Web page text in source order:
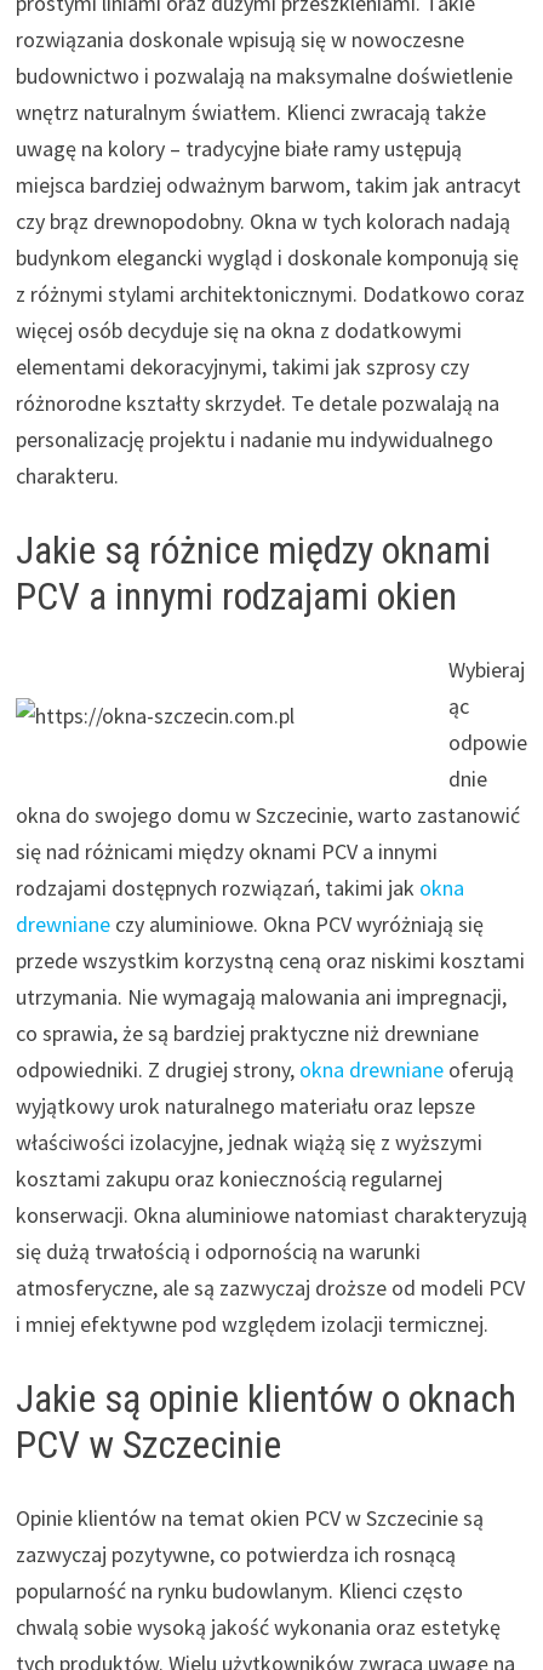
rozwiązania doskonale wpisują się w nowoczesne
budownictwo i pozwalają na maksymalne doświetlenie
wnętrz naturalnym światłem. Klienci zwracają także
uwagę na kolory – tradycyjne białe ramy ustępują
miejsca bardziej odważnym barwom, takim jak antracyt
czy brąz drewnopodobny. Okna w tych kolorach nadają
budynkom elegancki wygląd i doskonale komponują się
z różnymi stylami architektonicznymi. Dodatkowo coraz
więcej osób decyduje się na okna z dodatkowymi
elementami dekoracyjnymi, takimi jak szprosy czy
różnorodne kształty skrzydeł. Te detale pozwalają na
personalizację projektu i nadanie mu indywidualnego
charakteru.
Jakie są różnice między oknami
PCV a innymi rodzajami okien
Wybieraj
ąc
odpowie
dnie
okna do swojego domu w Szczecinie, warto zastanowić
się nad różnicami między oknami PCV a innymi
rodzajami dostępnych rozwiązań, takimi jak okna
drewnianeczy aluminiowe. Okna PCV wyróżniają się
przede wszystkim korzystną ceną oraz niskimi kosztami
utrzymania. Nie wymagają malowania ani impregnacji,
co sprawia, że są bardziej praktyczne niż drewniane
odpowiedniki. Z drugiej strony, okna drewnianeoferują
wyjątkowy urok naturalnego materiału oraz lepsze
właściwości izolacyjne, jednak wiążą się z wyższymi
kosztami zakupu oraz koniecznością regularnej
konserwacji. Okna aluminiowe natomiast charakteryzują
się dużą trwałością i odpornością na warunki
atmosferyczne, ale są zazwyczaj droższe od modeli PCV
i mniej efektywne pod względem izolacji termicznej.
Jakie są opinie klientów o oknach
PCV w Szczecinie
Opinie klientów na temat okien PCV w Szczecinie są
zazwyczaj pozytywne, co potwierdza ich rosnącą
popularność na rynku budowlanym. Klienci często
chwalą sobie wysoką jakość wykonania oraz estetykę
tych produktów. Wielu użytkowników zwraca uwagę na